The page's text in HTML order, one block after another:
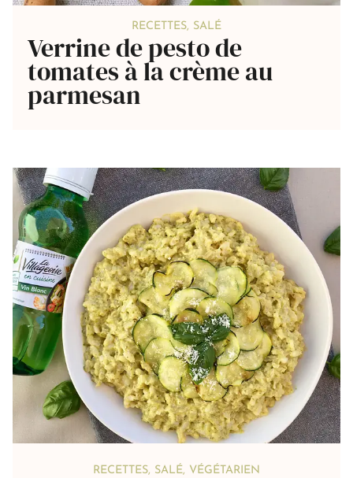
RECETTES, SALÉ
Verrine de pesto de
tomates à la crème au
parmesan
RECETTES, SALÉ, VÉGÉTARIEN